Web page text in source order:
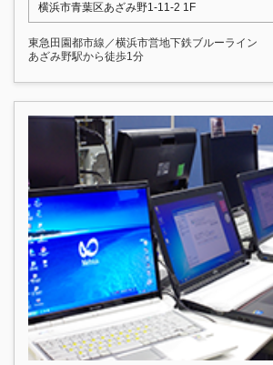
横浜市青葉区あざみ野1-11-2 1F
東急田園都市線／横浜市営地下鉄ブルーライン
あざみ野駅から徒歩1分